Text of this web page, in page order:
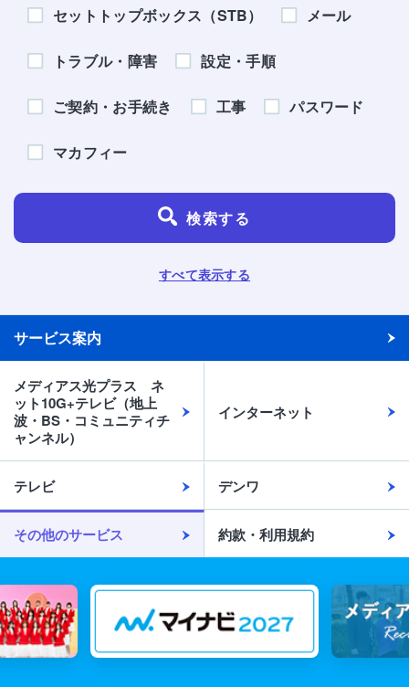
サービス案内
メディアス光プラス ネ
ット10G+テレビ（地上
波・BS・コミュニティチ
ャンネル）
インターネット
テレビ デンワ
その他のサービス 約款・利用規約
セットトップボックス（STB） メール
トラブル・障害 設定・手順
ご契約・お手続き 工事 パスワード
マカフィー
検索する
すべて表示する